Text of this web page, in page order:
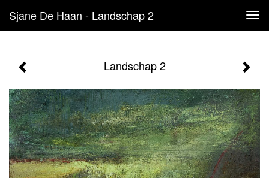
Sjane De Haan - Landschap 2
Landschap 2